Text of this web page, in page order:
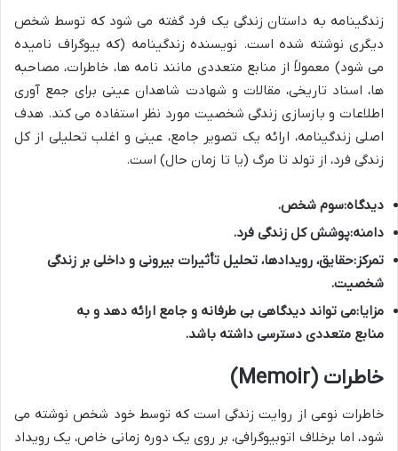
زندگینامه به داستان زندگی یک فرد گفته می شود که توسط شخص
دیگری نوشته شده است. نویسنده زندگینامه (که بیوگراف نامیده
می شود) معمولاً از منابع متعددی مانند نامه ها، خاطرات، مصاحبه
ها، اسناد تاریخی، مقالات و شهادت شاهدان عینی برای جمع آوری
اطلاعات و بازسازی زندگی شخصیت مورد نظر استفاده می کند. هدف
اصلی زندگینامه، ارائه یک تصویر جامع، عینی و اغلب تحلیلی از کل
زندگی فرد، از تولد تا مرگ (یا تا زمان حال) است.
دیدگاه:سوم شخص.
دامنه:پوشش کل زندگی فرد.
تمرکز:حقایق، رویدادها، تحلیل تأثیرات بیرونی و داخلی بر زندگی
شخصیت.
مزایا:می تواند دیدگاهی بی طرفانه و جامع ارائه دهد و به
منابع متعددی دسترسی داشته باشد.
خاطرات (Memoir)
خاطرات نوعی از روایت زندگی است که توسط خود شخص نوشته می
شود، اما برخلاف اتوبیوگرافی، بر روی یک دوره زمانی خاص، یک رویداد